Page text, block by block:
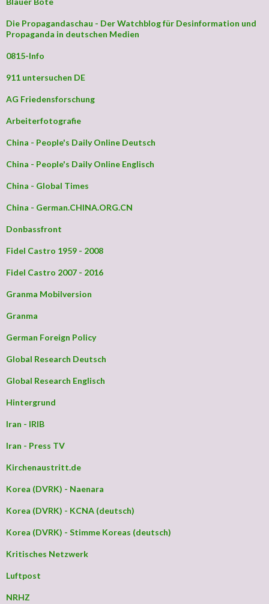
Die Propagandaschau - Der Watchblog für Desinformation und
Propaganda in deutschen Medien
0815-Info
911 untersuchen DE
AG Friedensforschung
Arbeiterfotografie
China - People's Daily Online Deutsch
China - People's Daily Online Englisch
China - Global Times
China - German.CHINA.ORG.CN
Donbassfront
Fidel Castro 1959 - 2008
Fidel Castro 2007 - 2016
Granma Mobilversion
Granma
German Foreign Policy
Global Research Deutsch
Global Research Englisch
Hintergrund
Iran - IRIB
Iran - Press TV
Kirchenaustritt.de
Korea (DVRK) - Naenara
Korea (DVRK) - KCNA (deutsch)
Korea (DVRK) - Stimme Koreas (deutsch)
Kritisches Netzwerk
Luftpost
NRHZ